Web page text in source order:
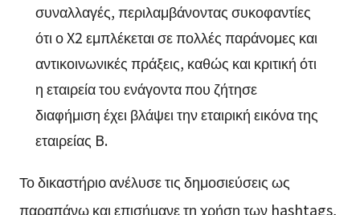
συναλλαγές, περιλαμβάνοντας συκοφαντίες
ότι ο X2 εμπλέκεται σε πολλές παράνομες και
αντικοινωνικές πράξεις, καθώς και κριτική ότι
η εταιρεία του ενάγοντα που ζήτησε
διαφήμιση έχει βλάψει την εταιρική εικόνα της
εταιρείας B.
Το δικαστήριο ανέλυσε τις δημοσιεύσεις ως
παραπάνω και επισήμανε τη χρήση των hashtags,